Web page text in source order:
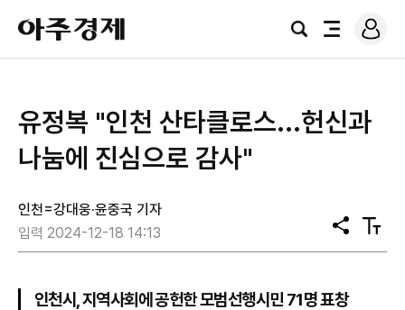
아
주
경
검
전
로
그
유정복 "인천 산타클로스...헌신과
나눔에 진심으로 감사"
인천=강대웅·윤중국 기자
입력 2024-12-18 14:13
공
유
텍
스
인천시, 지역사회에 공헌한 모범선행시민 71명 표창